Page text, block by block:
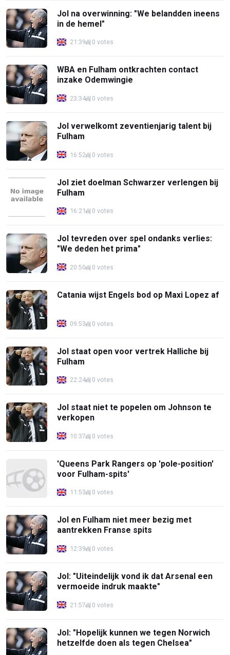
Jol na overwinning: "We belandden ineens
in de hemel"
21:39 0 votes
WBA en Fulham ontkrachten contact
inzake Odemwingie
23:34 0 votes
Jol verwelkomt zeventienjarig talent bij
Fulham
16:52 0 votes
Jol ziet doelman Schwarzer verlengen bij
Fulham
16:21 0 votes
Jol tevreden over spel ondanks verlies:
"We deden het prima"
20:50 0 votes
Catania wijst Engels bod op Maxi Lopez af
09:53 0 votes
Jol staat open voor vertrek Halliche bij
Fulham
22:24 0 votes
Jol staat niet te popelen om Johnson te
verkopen
10:37 0 votes
'Queens Park Rangers op 'pole-position'
voor Fulham-spits'
11:53 0 votes
Jol en Fulham niet meer bezig met
aantrekken Franse spits
12:39 0 votes
Jol: "Uiteindelijk vond ik dat Arsenal een
vermoeide indruk maakte"
21:57 0 votes
Jol: "Hopelijk kunnen we tegen Norwich
hetzelfde doen als tegen Chelsea"